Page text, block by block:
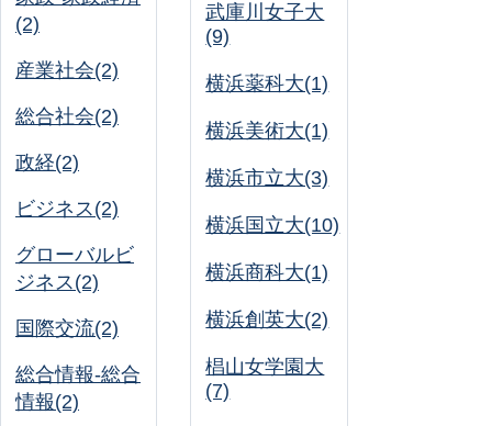
(2)
産業社会(2)
総合社会(2)
政経(2)
ビジネス(2)
グローバルビ
ジネス(2)
国際交流(2)
総合情報-総合
情報(2)
武庫川女子大
(9)
横浜薬科大(1)
横浜美術大(1)
横浜市立大(3)
横浜国立大(10)
横浜商科大(1)
横浜創英大(2)
椙山女学園大
(7)